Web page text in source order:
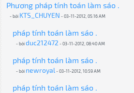
Phương pháp tính toán làm sáo .
- bởi KTS_CHUYEN - 03-11-2012, 05:16 AM
pháp tính toán làm sáo .
- bởiduc212472 - 03-11-2012, 08:40 AM
pháp tính toán làm sáo .
- bởi newroyal- 03-11-2012, 10:59 AM
pháp tính toán làm sáo .